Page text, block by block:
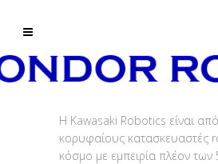
H Kawasaki Robotics είναι
κορυφαίους κατασκευαστές
κόσμο με εμπειρία πλέον των